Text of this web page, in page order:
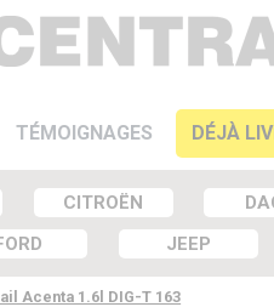
TÉMOIGNAGES DÉJÀ
CITROËN
JEEP
Acenta 1.6l DIG-T 163